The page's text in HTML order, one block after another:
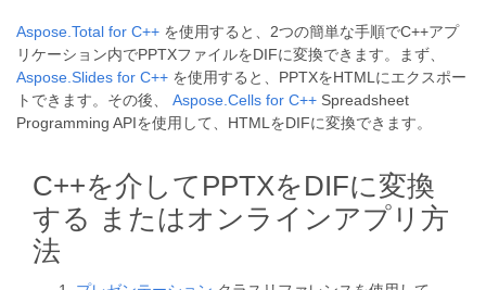
Aspose.Total for C++ を使用すると、2つの簡単な手順でC++アプ
リケーション内でPPTXファイルをDIFに変換できます。まず、
Aspose.Slides for C++ を使用すると、PPTXをHTMLにエクスポー
トできます。その後、 Aspose.Cells for C++ Spreadsheet
Programming APIを使用して、HTMLをDIFに変換できます。
C++を介してPPTXをDIFに変換
する またはオンラインアプリ方
法